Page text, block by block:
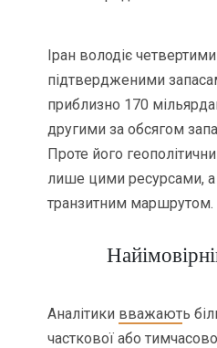
Іран володіє
підтвердженими
приблизно 170
другими за обсягом
Проте його
лише цими ресурсами,
транзитним маршрутом.
Аналітики вважають
часткової або